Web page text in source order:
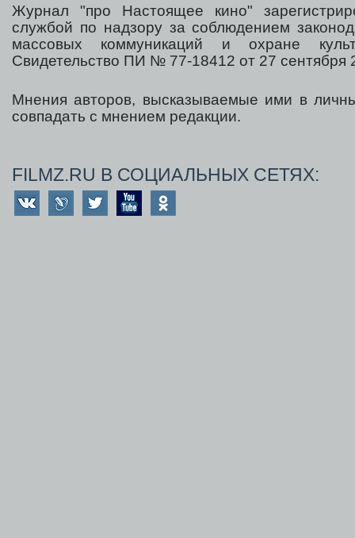
Журнал "про Настоящее кино"
службой по надзору за соблюдением
массовых коммуникаций и охране
Свидетельство ПИ № 77-18412 от 27 сентября
Мнения авторов, высказываемые ими в
совпадать с мнением редакции.
FILMZ.RU В СОЦИАЛЬНЫХ СЕТЯХ: